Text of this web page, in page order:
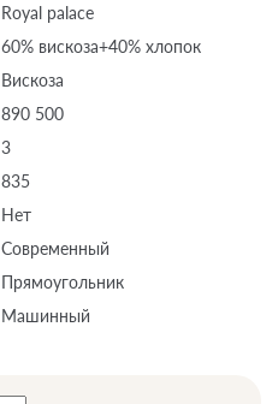
Royal palace
60% вискоза+40% хлопок
Вискоза
890 500
3
835
Нет
Современный
Прямоугольник
Машинный